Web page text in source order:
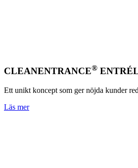
CLEANENTRANCE®
Ett unikt koncept som ger nöjda kunder
Läs mer